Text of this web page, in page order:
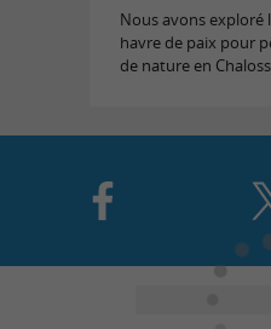
Nous avons exploré
havre de paix pour
de nature en